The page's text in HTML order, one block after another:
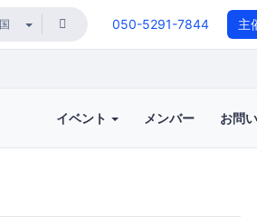
050-5291-7844 主
イベント メンバー お問